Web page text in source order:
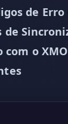
de Erro
o